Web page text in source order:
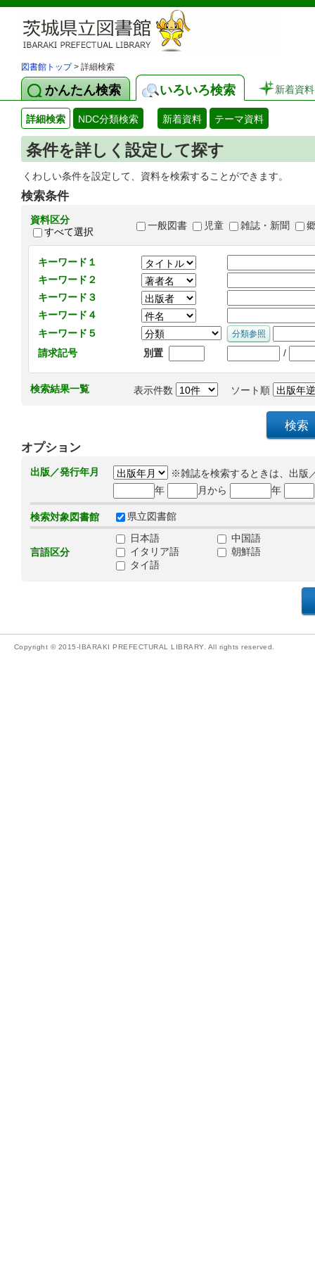
図書館トップ> 詳細検索
かんたん検索 いろいろ検索 新着資料
詳細検索 NDC分類検索 新着資料 テーマ資料
条件を詳しく設定して探す
くわしい条件を設定して、資料を検索することができます。
検索条件
資料区分
すべて選択
一般図書 児童 雑誌・新聞
キーワード１
キーワード２
キーワード３
キーワード４
キーワード５
請求記号
別置 /
検索結果一覧 表示件数 ソート順
オプション
出版／発行年月
※雑誌を検索するときは、出版
年
月から 年
検索対象図書館 県立図書館
言語区分
日本語
中国語
イタリア語
朝鮮語
タイ語
Copyright © 2015-IBARAKI PREFECTURAL LIBRARY. All rights reserved.